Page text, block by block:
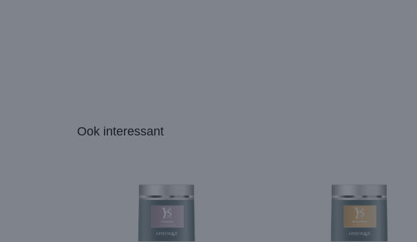
Ook interessant